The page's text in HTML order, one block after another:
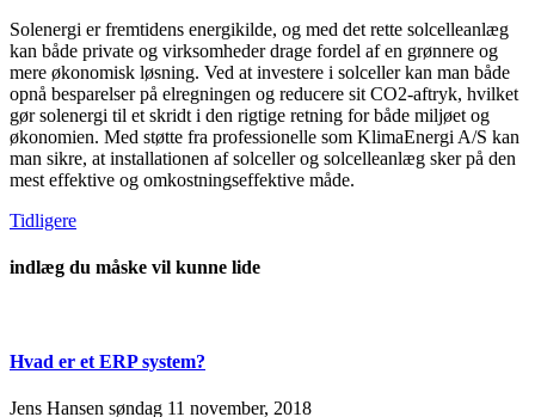
Solenergi er fremtidens energikilde, og med det rette solcelleanlæg
kan både private og virksomheder drage fordel af en grønnere og
mere økonomisk løsning. Ved at investere i solceller kan man både
opnå besparelser på elregningen og reducere sit CO2-aftryk, hvilket
gør solenergi til et skridt i den rigtige retning for både miljøet og
økonomien. Med støtte fra professionelle som KlimaEnergi A/S kan
man sikre, at installationen af solceller og solcelleanlæg sker på den
mest effektive og omkostningseffektive måde.
Tidligere
indlæg du måske vil kunne lide
Hvad er et ERP system?
Jens Hansen søndag 11 november, 2018